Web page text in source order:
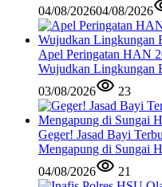
04/08/202604/08/2026
Apel Peringatan HAN
Wujudkan Lingkungan
03/08/2026
23
Geger! Jasad Bayi
Mengapung di Sungai
04/08/2026
21